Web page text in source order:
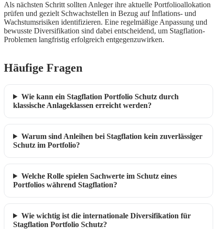
Als nächsten Schritt sollten Anleger ihre aktuelle Portfolioallokation
prüfen und gezielt Schwachstellen in Bezug auf Inflations- und
Wachstumsrisiken identifizieren. Eine regelmäßige Anpassung und
bewusste Diversifikation sind dabei entscheidend, um Stagflation-
Problemen langfristig erfolgreich entgegenzuwirken.
Häufige Fragen
Wie kann ein Stagflation Portfolio Schutz durch
klassische Anlageklassen erreicht werden?
Warum sind Anleihen bei Stagflation kein zuverlässiger
Schutz im Portfolio?
Welche Rolle spielen Sachwerte im Schutz eines
Portfolios während Stagflation?
Wie wichtig ist die internationale Diversifikation für
Stagflation Portfolio Schutz?